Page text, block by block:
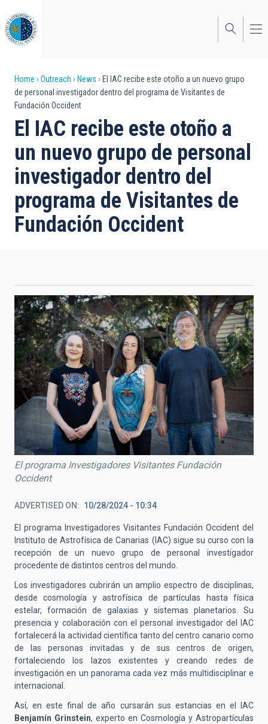
to
main
content
Breadcrumb
Home Outreach News
El IAC recibe este otoño a un nuevo grupo
de personal investigador dentro del programa de Visitantes de
Fundación Occident
El IAC recibe este otoño a
un nuevo grupo de personal
investigador dentro del
programa de Visitantes de
Fundación Occident
El programa Investigadores Visitantes Fundación
Occident
ADVERTISED ON 10/28/2024 - 10:34
El programa Investigadores Visitantes Fundación Occident del
Instituto de Astrofísica de Canarias (IAC) sigue su curso con la
recepción de un nuevo grupo de personal investigador
procedente de distintos centros del mundo.
Los investigadores cubrirán un amplio espectro de disciplinas,
desde cosmología y astrofísica de partículas hasta física
estelar, formación de galaxias y sistemas planetarios. Su
presencia y colaboración con el personal investigador del IAC
fortalecerá la actividad científica tanto del centro canario como
de las personas invitadas y de sus centros de origen,
fortaleciendo los lazos existentes y creando redes de
investigación en un panorama cada vez más multidisciplinar e
internacional.
Así, en este final de año cursarán sus estancias en el IAC
Benjamín Grinstein, experto en Cosmología y Astropartículas